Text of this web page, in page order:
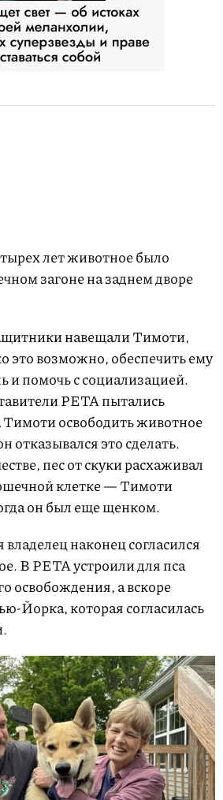
лет животное было
загоне на заднем дворе
навещали Тимоти,
это возможно, обеспечить ему
помочь с социализацией.
PETA пытались
Тимоти освободить животное
отказывался это сделать.
пес от скуки расхаживал
клетке — Тимоти
он был еще щенком.
владелец наконец согласился
В PETA устроили для пса
освобождения, а вскоре
Йорка, которая согласилась